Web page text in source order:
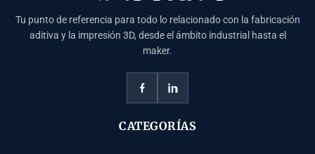
Tu punto de referencia para todo lo relacionado con la fabricación
aditiva y la impresión 3D, desde el ámbito industrial hasta el
maker.
CATEGORÍAS